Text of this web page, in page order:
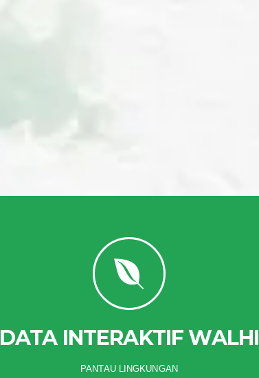
DATA INTERAKTIF WALHI
PANTAU LINGKUNGAN